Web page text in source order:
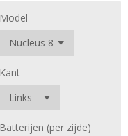
Model
Kant
Batterijen (per zijde)